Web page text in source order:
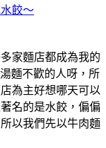
餃～
家麵店都成為我的
麵不歡的人呀，所
為主好想哪天可以
名的是水餃，偏偏
以我們先以牛肉麵